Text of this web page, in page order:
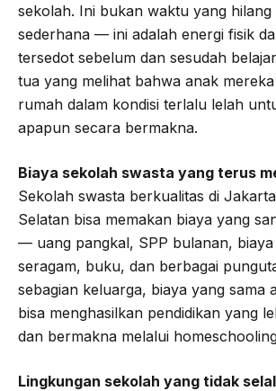
sekolah. Ini bukan waktu yang hilang
sederhana — ini adalah energi fisik
tersedot sebelum dan sesudah
tua yang melihat bahwa anak
rumah dalam kondisi terlalu lelah
apapun secara bermakna.
Biaya sekolah swasta yang terus
Sekolah swasta berkualitas di
Selatan bisa memakan biaya yang
— uang pangkal, SPP bulanan, biaya
seragam, buku, dan berbagai
sebagian keluarga, biaya yang sama
bisa menghasilkan pendidikan yang
dan bermakna melalui
Lingkungan sekolah yang tidak